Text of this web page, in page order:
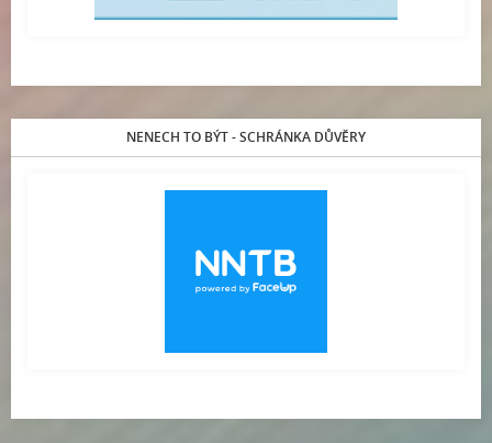
NENECH TO BÝT - SCHRÁNKA DŮVĚRY